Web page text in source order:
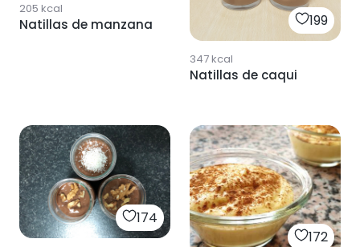
205 kcal
Natillas de manzana 199
347kcal
Natillas de caqui
174
172